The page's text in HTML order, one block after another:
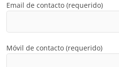
Email de contacto (requerido)
Móvil de contacto (requerido)